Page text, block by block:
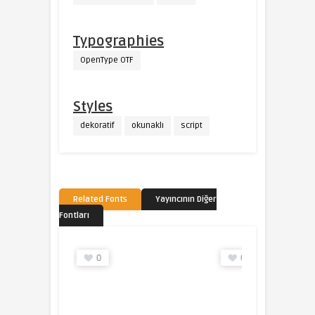
Typographies
OpenType OTF
Styles
dekoratif okunaklı script
Related Fonts
Yayıncının Diğer
Fontları